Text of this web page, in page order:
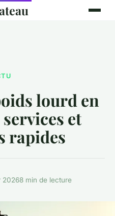
lourd en
et
rapides
20268 min de lecture